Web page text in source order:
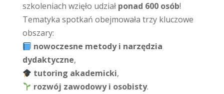
szkoleniach wzięło udział ponad 600 osób!
Tematyka spotkań obejmowała trzy kluczowe
obszary:
nowoczesne metody i narzędzia
dydaktyczne,
tutoring akademicki,
rozwój zawodowy i osobisty.